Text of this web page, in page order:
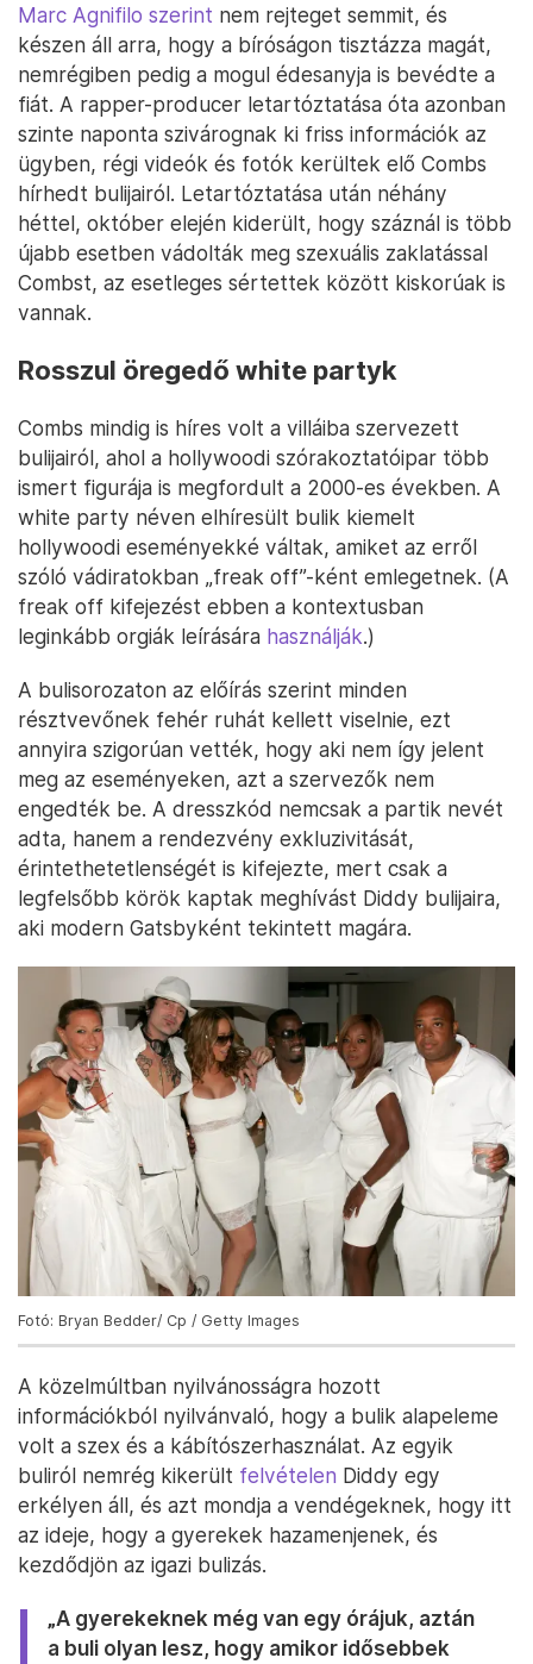
Marc Agnifilo szerint nem rejteget semmit, és
készen áll arra, hogy a bíróságon tisztázza magát,
nemrégiben pedig a mogul édesanyja is bevédte a
fiát. A rapper-producer letartóztatása óta azonban
szinte naponta szivárognak ki friss információk az
ügyben, régi videók és fotók kerültek elő Combs
hírhedt bulijairól. Letartóztatása után néhány
héttel, október elején kiderült, hogy száznál is több
újabb esetben vádolták meg szexuális zaklatással
Combst, az esetleges sértettek között kiskorúak is
vannak.
Rosszul öregedő white partyk
Combs mindig is híres volt a villáiba szervezett
bulijairól, ahol a hollywoodi szórakoztatóipar több
ismert figurája is megfordult a 2000-es években. A
white party néven elhíresült bulik kiemelt
hollywoodi eseményekké váltak, amiket az erről
szóló vádiratokban „freak off”-ként emlegetnek. (A
freak off kifejezést ebben a kontextusban
leginkább orgiák leírására használják.)
A bulisorozaton az előírás szerint minden
résztvevőnek fehér ruhát kellett viselnie, ezt
annyira szigorúan vették, hogy aki nem így jelent
meg az eseményeken, azt a szervezők nem
engedték be. A dresszkód nemcsak a partik nevét
adta, hanem a rendezvény exkluzivitását,
érintethetetlenségét is kifejezte, mert csak a
legfelsőbb körök kaptak meghívást Diddy bulijaira,
aki modern Gatsbyként tekintett magára.
Fotó: Bryan Bedder/ Cp / Getty Images
A közelmúltban nyilvánosságra hozott
információkból nyilvánvaló, hogy a bulik alapeleme
volt a szex és a kábítószerhasználat. Az egyik
buliról nemrég kikerült felvételen Diddy egy
erkélyen áll, és azt mondja a vendégeknek, hogy itt
az ideje, hogy a gyerekek hazamenjenek, és
kezdődjön az igazi bulizás.
„A gyerekeknek még van egy órájuk, aztán
a buli olyan lesz, hogy amikor idősebbek